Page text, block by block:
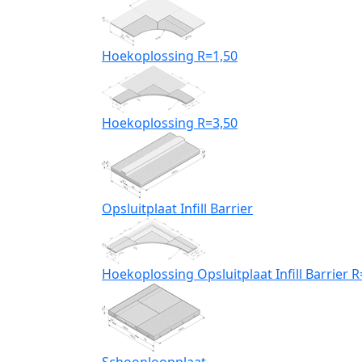
Hoekoplossing R=1,50
Hoekoplossing R=3,50
Opsluitplaat Infill Barrier
Hoekoplossing Opsluitplaat Infill Barrier